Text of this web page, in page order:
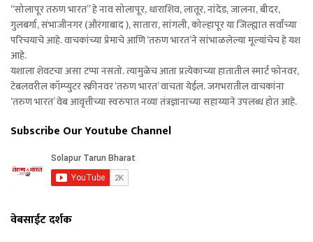
“सोलापूर तरुण भारत” हे नाव सोलापूर, धाराशिव, लातूर, नांदेड, जालना, बीदर,
गुलबर्गा, संभाजीनगर (औरंगाबाद ), सातारा, सांगली, कोल्हापूर या जिल्ह्यात सर्वांच्या
परिचयाचे आहे. वाचकांच्या प्रेमाचे आणि ‘तरुण भारत’ने सांभाळलेल्या मूल्यांचेच हे यश
आहे.
यशाला शेवटचा असा टप्पा नसतो. त्यामुळेच आता प्रत्येकाच्या हातातील स्मार्ट फोनवर,
टेबलवरील कॉम्प्युटर स्क्रीनवर ‘तरुण भारत’ वाचता येईल. जगभरातील वाचकांना
‘तरुण भारत’ वेब आवृत्तीच्या स्वरुपात नव्या तंत्रज्ञानाच्या सहाय्याने उपलब्ध होत आहे.
Subscribe Our Youtube Channel
वेबसाईट दर्शक